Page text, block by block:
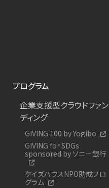
プログラム
企業支援型クラウドファン
ディング
GIVING 100 by Yogibo
GIVING for SDGs
sponsored by ソニー銀行
ケイズハウスNPO助成プロ
グラム